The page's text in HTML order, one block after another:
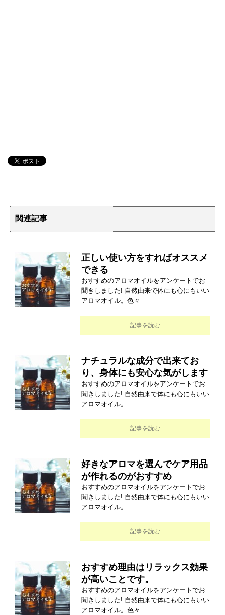
関連記事
正しい使い方をすればオススメ
できる
おすすめのアロマオイルをアンケートでお
聞きしました! 自然由来で体にも心にもいい
アロマオイル。色々
記事を読む
ナチュラルな成分で出来てお
り、身体にも安心な気がします
おすすめのアロマオイルをアンケートでお
聞きしました! 自然由来で体にも心にもいい
アロマオイル。
記事を読む
好きなアロマを選んでケア用品
が作れるのがおすすめ
おすすめのアロマオイルをアンケートでお
聞きしました! 自然由来で体にも心にもいい
アロマオイル。
記事を読む
おすすめ理由はリラックス効果
が高いことです。
おすすめのアロマオイルをアンケートでお
聞きしました! 自然由来で体にも心にもいい
アロマオイル。色々